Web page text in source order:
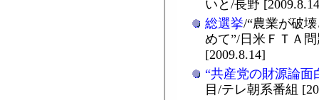
いと/長野
総選挙/“農業が破
めて”/日米ＦＴＡ
[2009.8.14]
“共産党の財源論面
目/テレ朝系番組